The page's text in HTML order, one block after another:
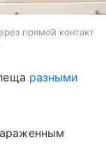
прямой контакт
разными